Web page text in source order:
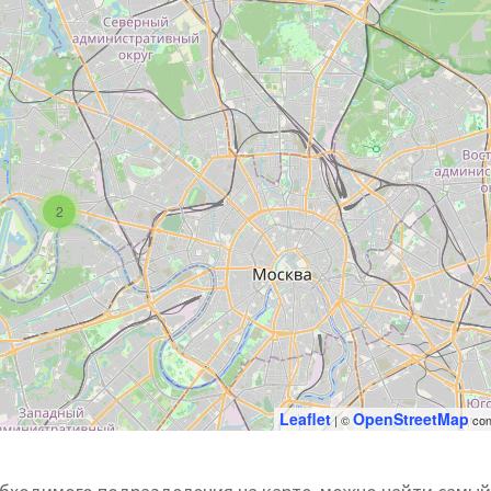
2
Leaflet| ©OpenStreetMap